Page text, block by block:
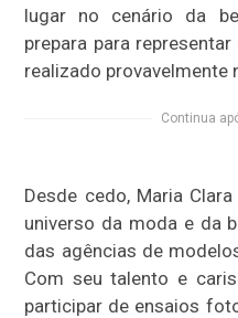
lugar no cenário da
prepara para
realizado provavelmente
Continua
Desde cedo, Maria
universo da moda e da
das agências de
Com seu talento e
participar de ensaios